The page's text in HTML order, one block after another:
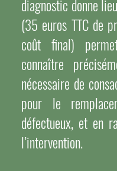
diagnostic donne
(35 euros TTC de
coût final)
connaître
nécessaire de
pour le
défectueux, et en
l’intervention.